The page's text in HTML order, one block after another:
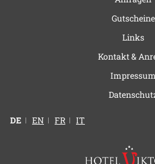
Gutscheine
Links
Kontakt &
Impressum
DE EN FR IT